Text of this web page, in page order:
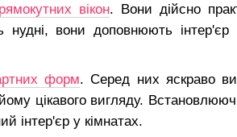
вікон. Вони дійсно
нудні, вони доповнюють
форм. Серед них яскраво
цікавого вигляду.
інтер'єр у кімнатах.